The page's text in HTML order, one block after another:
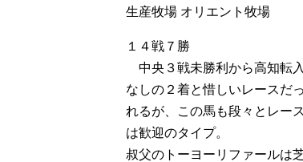
生産牧場 オリエント牧場
１４戦７勝
中央３戦未勝利から高知転
なしの２着と惜しいレースだ
れるが、この馬も段々とレー
は歓迎のタイプ。
叔父のトーヨーリファールは